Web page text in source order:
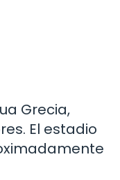
Grecia,
El estadio